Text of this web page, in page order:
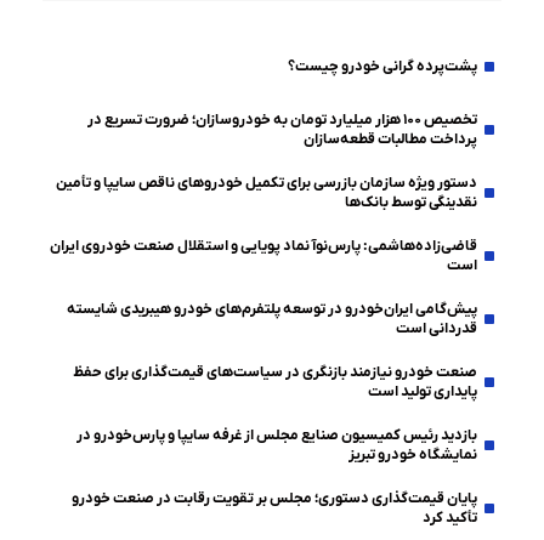
پشت‌پرده گرانی خودرو چیست؟
تخصیص ۱۰۰ هزار میلیارد تومان به خودروسازان؛ ضرورت تسریع در
پرداخت مطالبات قطعه‌سازان
دستور ویژه سازمان بازرسی برای تکمیل خودروهای ناقص سایپا و تأمین
نقدینگی توسط بانک‌ها
قاضی‌زاده‌هاشمی: پارس‌نوآ نماد پویایی و استقلال صنعت خودروی ایران
است
پیش‌گامی ایران‌خودرو در توسعه پلتفرم‌های خودرو هیبریدی شایسته
قدردانی است
صنعت خودرو نیازمند بازنگری در سیاست‌های قیمت‌گذاری برای حفظ
پایداری تولید است
بازدید رئیس کمیسیون صنایع مجلس از غرفه سایپا و پارس‌خودرو در
نمایشگاه خودرو تبریز
پایان قیمت‌گذاری دستوری؛ مجلس بر تقویت رقابت در صنعت خودرو
تأکید کرد